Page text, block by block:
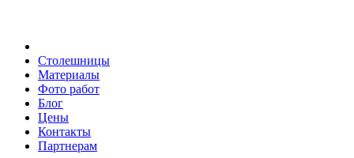
Столешницы
Материалы
Фото работ
Блог
Цены
Контакты
Партнерам